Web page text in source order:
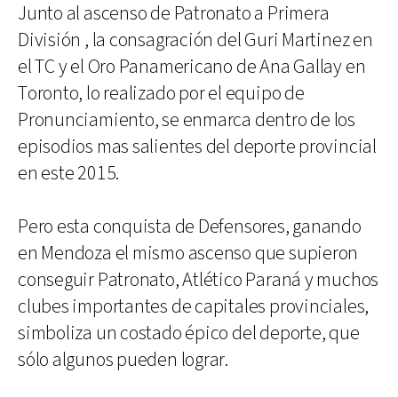
Junto al ascenso de Patronato a Primera
División , la consagración del Guri Martinez en
el TC y el Oro Panamericano de Ana Gallay en
Toronto, lo realizado por el equipo de
Pronunciamiento, se enmarca dentro de los
episodios mas salientes del deporte provincial
en este 2015.
Pero esta conquista de Defensores, ganando
en Mendoza el mismo ascenso que supieron
conseguir Patronato, Atlético Paraná y muchos
clubes importantes de capitales provinciales,
simboliza un costado épico del deporte, que
sólo algunos pueden lograr.